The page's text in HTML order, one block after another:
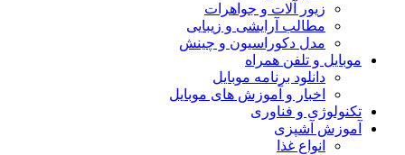
زیور آلات و جواهرات
مطالب آرایشی و زیبایی
مدل دکوراسیون و چینش
موبایل و تلفن همراه
دانلود برنامه موبایل
اخبار و آموزش های موبایل
تکنولوژی و فناوری
آموزش آشپزی
انواع غذا